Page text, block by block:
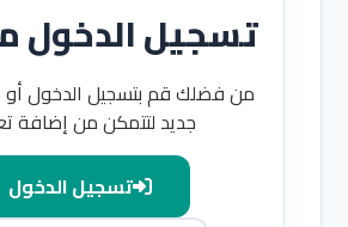
تسجيل الدخول
من فضلك قم بتسجيل الدخول
جديد لتتمكن من إضافة
تسجيل الدخول